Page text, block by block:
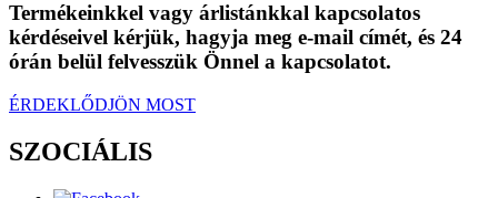
Termékeinkkel vagy árlistánkkal kapcsolatos
kérdéseivel kérjük, hagyja meg e-mail címét, és 24
órán belül felvesszük Önnel a kapcsolatot.
ÉRDEKLŐDJÖN MOST
SZOCIÁLIS